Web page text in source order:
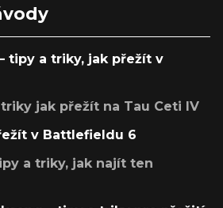
tipy a triky, jak přežít v
jak přežít na Tau Ceti IV
v Battlefieldu 6
a triky, jak najít ten